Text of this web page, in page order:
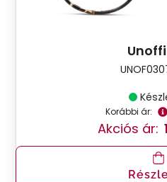
Korábbi ár:
Akciós ár: